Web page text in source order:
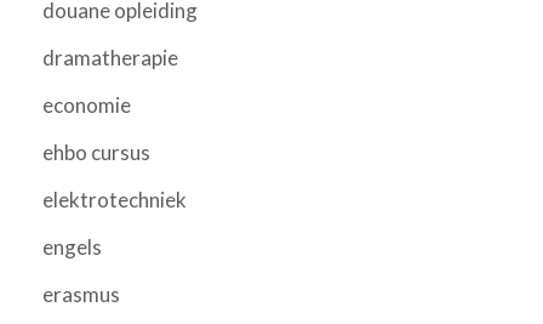
douane opleiding
dramatherapie
economie
ehbo cursus
elektrotechniek
engels
erasmus